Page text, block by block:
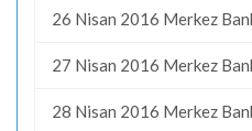
26 Nisan 2016 Merkez
27 Nisan 2016 Merkez
28 Nisan 2016 Merkez